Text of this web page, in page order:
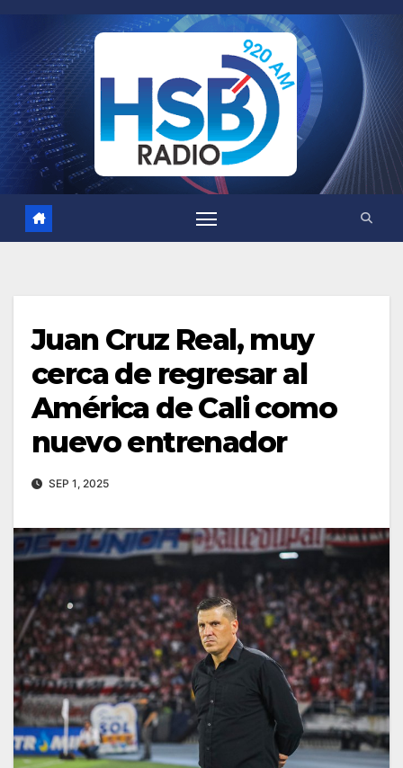
contenido
Juan Cruz Real, muy
cerca de regresar al
América de Cali como
nuevo entrenador
SEP 1, 2025